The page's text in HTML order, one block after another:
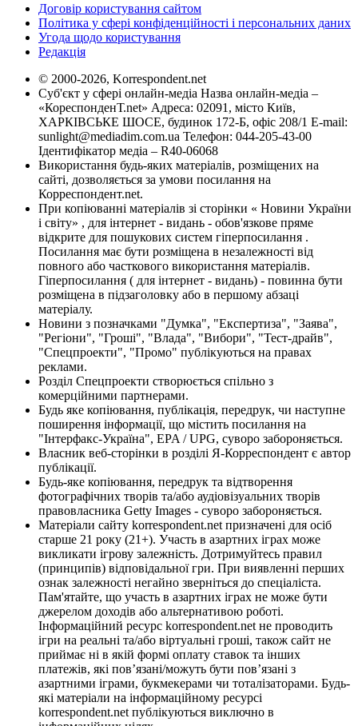
Договір користування сайтом
Політика у сфері конфіденційності і персональних даних
Угода щодо користування
Редакція
© 2000-2026, Korrespondent.net
Суб'єкт у сфері онлайн-медіа Назва онлайн-медіа –
«КореспонденТ.net» Адреса: 02091, місто Київ,
ХАРКІВСЬКЕ ШОСЕ, будинок 172-Б, офіс 208/1 E-mail:
sunlight@mediadim.com.ua Телефон: 044-205-43-00
Ідентифікатор медіа – R40-06068
Використання будь-яких матеріалів, розміщених на
сайті, дозволяється за умови посилання на
Корреспондент.net.
При копіюванні матеріалів зі сторінки « Новини України
і світу» , для інтернет - видань - обов'язкове пряме
відкрите для пошукових систем гіперпосилання .
Посилання має бути розміщена в незалежності від
повного або часткового використання матеріалів.
Гіперпосилання ( для інтернет - видань) - повинна бути
розміщена в підзаголовку або в першому абзаці
матеріалу.
Новини з позначками "Думка", "Експертиза", "Заява",
"Регіони", "Гроші", "Влада", "Вибори", "Тест-драйв",
"Спецпроекти", "Промо" публікуються на правах
реклами.
Розділ Спецпроекти створюється спільно з
комерційними партнерами.
Будь яке копіювання, публікація, передрук, чи наступне
поширення інформації, що містить посилання на
"Інтерфакс-Україна", EPA / UPG, суворо забороняється.
Власник веб-сторінки в розділі Я-Корреспондент є автор
публікації.
Будь-яке копіювання, передрук та відтворення
фотографічних творів та/або аудіовізуальних творів
правовласника Getty Images - суворо забороняється.
Матеріали сайту korrespondent.net призначені для осіб
старше 21 року (21+). Участь в азартних іграх може
викликати ігрову залежність. Дотримуйтесь правил
(принципів) відповідальної гри. При виявленні перших
ознак залежності негайно зверніться до спеціаліста.
Пам'ятайте, що участь в азартних іграх не може бути
джерелом доходів або альтернативою роботі.
Інформаційний ресурс korrespondent.net не проводить
ігри на реальні та/або віртуальні гроші, також сайт не
приймає ні в якій формі оплату ставок та інших
платежів, які пов’язані/можуть бути пов’язані з
азартними іграми, букмекерами чи тоталізаторами. Будь-
які матеріали на інформаційному ресурсі
korrespondent.net публікуються виключно в